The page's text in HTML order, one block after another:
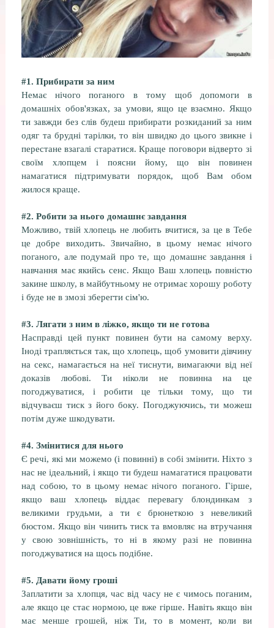
#1. Прибирати за ним
Немає нічого поганого в тому щоб допомоги в
домашніх обов'язках, за умови, ящо це взаємно. Якщо
ти завжди без слів будеш прибирати розкиданий за ним
одяг та брудні тарілки, то він швидко до цього звикне і
перестане взагалі старатися. Краще поговори відверто зі
своїм хлопцем і поясни йому, що він повинен
намагатися підтримувати порядок, щоб Вам обом
жилося краще.
#2. Робити за нього домашнє завдання
Можливо, твій хлопець не любить вчитися, за це в Тебе
це добре виходить. Звичайно, в цьому немає нічого
поганого, але подумай про те, що домашнє завдання і
навчання має якийсь сенс. Якщо Ваш хлопець повністю
закине школу, в майбутньому не отримає хорошу роботу
і буде не в змозі зберегти сім'ю.
#3. Лягати з ним в ліжко, якщо ти не готова
Насправді цей пункт повинен бути на самому верху.
Іноді трапляється так, що хлопець, щоб умовити дівчину
на секс, намагається на неї тиснути, вимагаючи від неї
доказів любові. Ти ніколи не повинна на це
погоджуватися, і робити це тільки тому, що ти
відчуваєш тиск з його боку. Погоджуючись, ти можеш
потім дуже шкодувати.
#4. Змінитися для нього
Є речі, які ми можемо (і повинні) в собі змінити. Ніхто з
нас не ідеальний, і якщо ти будеш намагатися працювати
над собою, то в цьому немає нічого поганого. Гірше,
якщо ваш хлопець віддає перевагу блондинкам з
великими грудьми, а ти є брюнеткою з невеликий
бюстом. Якщо він чинить тиск та вмовляє на втручання
у свою зовнішність, то ні в якому разі не повинна
погоджуватися на щось подібне.
#5. Давати йому гроші
Заплатити за хлопця, час від часу не є чимось поганим,
але якщо це стає нормою, це вже гірше. Навіть якщо він
має менше грошей, ніж Ти, то в момент, коли ви